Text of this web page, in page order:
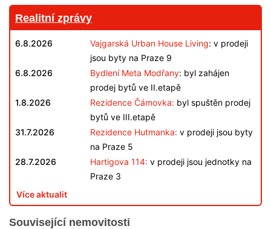
Realitní zprávy
6.8.2026 Vajgarská Urban House Living: v prodeji
jsou byty na Praze 9
6.8.2026
Bydlení Meta Modřany: byl zahájen
prodej bytů ve II.etapě
1.8.2026
Rezidence Čámovka: byl spuštěn prodej
bytů ve III.etapě
31.7.2026
Rezidence Hutmanka: v prodeji jsou byty
na Praze 5
28.7.2026
Hartigova 114: v prodeji jsou jednotky na
Praze 3
Více aktualit
Související nemovitosti